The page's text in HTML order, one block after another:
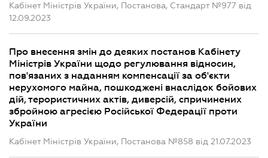
Кабінет Міністрів України, Постанова, Стандарт №977 від
12.09.2023
Про внесення змін до деяких постанов Кабінету
Міністрів України щодо регулювання відносин,
пов'язаних з наданням компенсації за об'єкти
нерухомого майна, пошкоджені внаслідок бойових
дій, терористичних актів, диверсій, спричинених
збройною агресією Російської Федерації проти
України
Кабінет Міністрів України, Постанова №858 від 21.07.2023